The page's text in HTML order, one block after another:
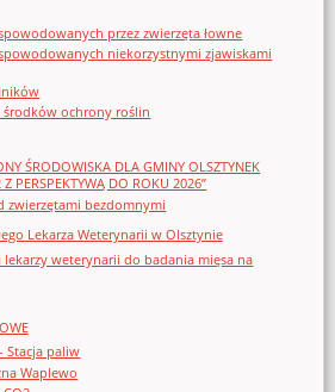
przez zwierzęta łowne
niekorzystnymi zjawiskami
środków ochrony roślin
ŚRODOWISKA DLA GMINY OLSZTYNEK
PERSPEKTYWĄ DO ROKU 2026”
zwierzętami bezdomnymi
Lekarza Weterynarii w Olsztynie
lekarzy weterynarii do badania mięsa na
Stacja paliw
Waplewo